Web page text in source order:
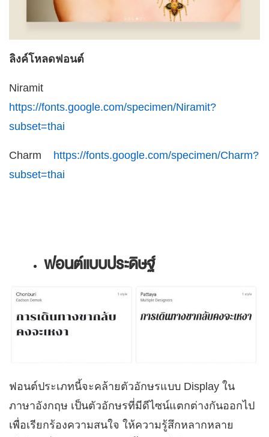
ลิงค์โหลดฟอนต์
Niramit
https://fonts.google.com/specimen/Niramit?
subset=thai
Charm https://fonts.google.com/specimen/Charm?
subset=thai
ฟอนต์แบบประดิษฐ์
ฟอนต์ประเภทนี้จะคล้ายตัวอักษรแบบ Display ใน
ภาษาอังกฤษ เป็นตัวอักษรที่มีดีไซน์แตกต่างกันออกไป
เพื่อเรียกร้องความสนใจ ให้ความรู้สึกหลากหลาย